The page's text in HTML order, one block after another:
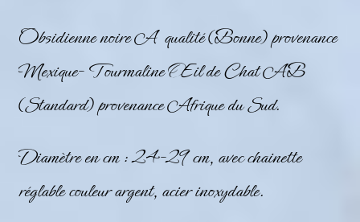
Obsidienne noire A qualité (Bonne) provenance
Mexique- Tourmaline Œil de Chat AB
(Standard) provenance Afrique du Sud.
Diamètre en cm : 24-29 cm, avec chainette
réglable couleur argent, acier inoxydable.